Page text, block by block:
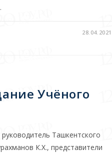
28.04.2021
Учёного
Ташкентского
К.Х., представители